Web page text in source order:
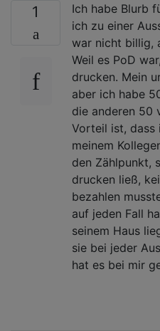
1
Ich habe Blurb
ich zu einer
war nicht billig,
Weil es PoD
drucken. Mein
aber ich habe
die anderen 50
Vorteil ist, dass
meinem
den Zählpunkt,
drucken ließ,
bezahlen
auf jeden Fall
seinem Haus
sie bei jeder
hat es bei mir